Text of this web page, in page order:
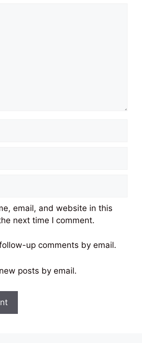
email, and website in this
next time I comment.
up comments by email.
posts by email.